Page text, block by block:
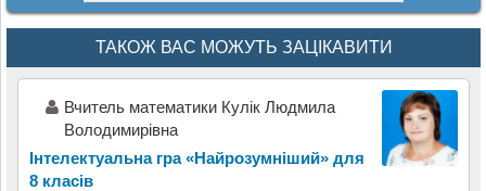
ТАКОЖ ВАС МОЖУТЬ ЗАЦІКАВИТИ
Вчитель математики Кулік Людмила
Володимирівна
Інтелектуальна гра «Найрозумніший» для
8 класів